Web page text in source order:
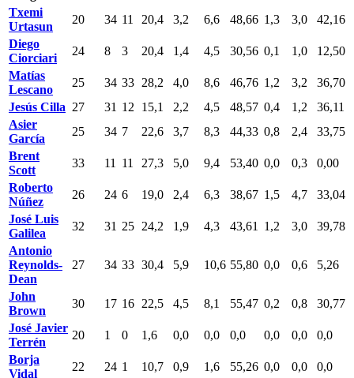
Txemi
Urtasun
20 34 11 20,4 3,2 6,6 48,66 1,3 3,0
42,16
Diego
Ciorciari
24 8 3 20,4 1,4 4,5 30,56 0,1 1,0
12,50
Matías
Lescano
25 34 33 28,2 4,0 8,6 46,76 1,2 3,2
36,70
Jesús Cilla 27 31 12 15,1 2,2 4,5 48,57 0,4 1,2
36,11
Asier
García
25 34 7 22,6 3,7 8,3 44,33 0,8 2,4
33,75
Brent
Scott
33 11 11 27,3 5,0 9,4 53,40 0,0 0,3
0,00
Roberto
Núñez
26 24 6 19,0 2,4 6,3 38,67 1,5 4,7
33,04
José Luis
Galilea
32 31 25 24,2 1,9 4,3 43,61 1,2 3,0
39,78
Antonio
Reynolds-
Dean
27 34 33 30,4 5,9 10,6 55,80 0,0 0,6 5,26
John
Brown
30 17 16 22,5 4,5 8,1 55,47 0,2 0,8
30,77
José Javier
Terrén
20 1 0 1,6 0,0 0,0 0,0 0,0 0,0
0,0
Borja
Vidal
22 24 1 10,7 0,9 1,6 55,26 0,0 0,0
0,0